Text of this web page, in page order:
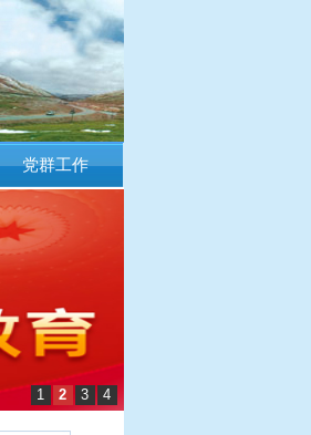
党群工作
1 2 3 4